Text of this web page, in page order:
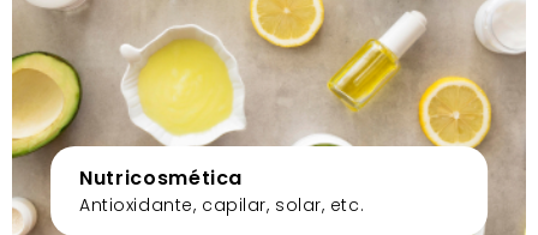
Nutricosmética
Antioxidante, capilar, solar, etc.